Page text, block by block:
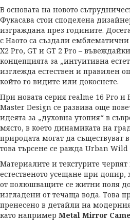
В основата на новото
Фукасава стои споделена
изграждана през годините.
с Наото са създали
X2 Pro, GT и GT 2 Pro –
концепцията за „интуитивна
изглежда естествен и правилен
който го видите или докоснете.
При новата серия realme 16 Pro и
Master Design се развива още
идеята за „духовна утопия“ в
място, в което динамиката на
природата могат да
това търсене се ражда Urban Wild
Материалите и текстурите
естественото усещане при допир,
от полюшващите се житни поля
изгладени от течаща вода. Това
пренесено в детайли на
като например Metal Mirror